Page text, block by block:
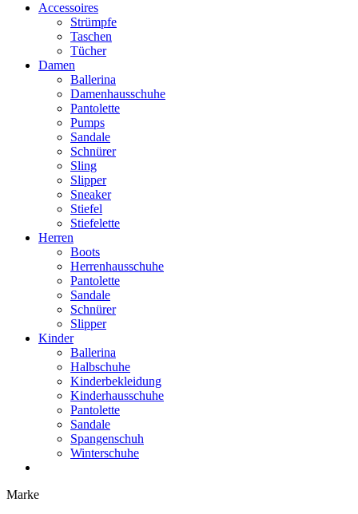
Accessoires
Strümpfe
Taschen
Tücher
Damen
Ballerina
Damenhausschuhe
Pantolette
Pumps
Sandale
Schnürer
Sling
Slipper
Sneaker
Stiefel
Stiefelette
Herren
Boots
Herrenhausschuhe
Pantolette
Sandale
Schnürer
Slipper
Kinder
Ballerina
Halbschuhe
Kinderbekleidung
Kinderhausschuhe
Pantolette
Sandale
Spangenschuh
Winterschuhe
Marke